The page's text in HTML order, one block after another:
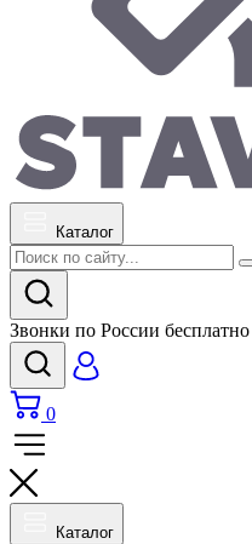
Каталог
Звонки по России бесплатно
0
Каталог